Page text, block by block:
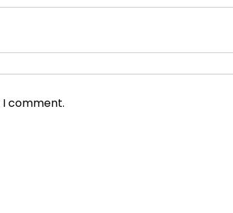
comment.